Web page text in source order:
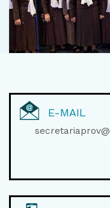
E-MAIL